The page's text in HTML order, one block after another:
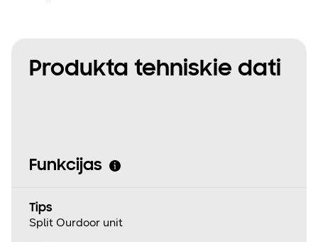
Produkta tehniskie dati
Funkcijas
Tips
Split Ourdoor unit